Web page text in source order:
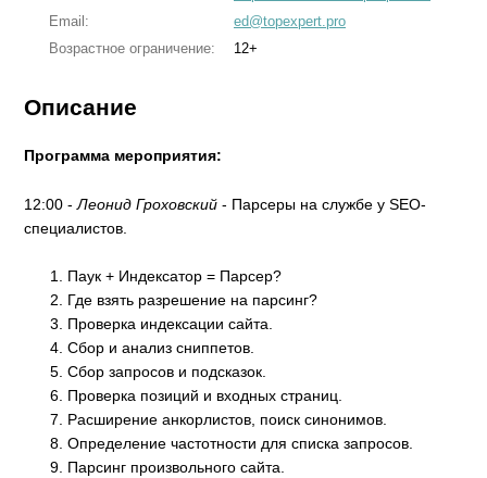
Email:
ed@topexpert.pro
Возрастное ограничение:
12+
Описание
Программа мероприятия:
12:00 -Леонид Гроховский - Парсеры на службе у SEO-
специалистов.
Паук + Индексатор = Парсер?
Где взять разрешение на парсинг?
Проверка индексации сайта.
Сбор и анализ сниппетов.
Сбор запросов и подсказок.
Проверка позиций и входных страниц.
Расширение анкорлистов, поиск синонимов.
Определение частотности для списка запросов.
Парсинг произвольного сайта.